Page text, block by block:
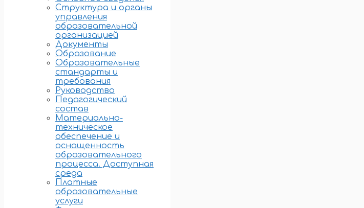
Структура и органы
управления
образовательной
организацией
Документы
Образование
Образовательные
стандарты и
требования
Руководство
Педагогический
состав
Материально-
техническое
обеспечение и
оснащенность
образовательного
процесса. Доступная
среда
Платные
образовательные
услуги